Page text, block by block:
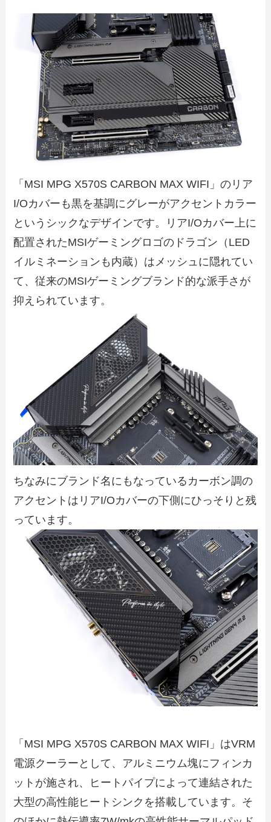
「MSI MPG X570S CARBON MAX WIFI」のリア
I/Oカバーも黒を基調にグレーがアクセントカラー
というシックなデザインです。リアI/Oカバー上に
配置されたMSIゲーミングロゴのドラゴン（LED
イルミネーションも内蔵）はメッシュに隠れてい
て、従来のMSIゲーミングブランド的な派手さが
抑えられています。
ちなみにブランド名にもなっているカーボン調の
アクセントはリアI/Oカバーの下側にひっそりと残
っています。
「MSI MPG X570S CARBON MAX WIFI」はVRM
電源クーラーとして、アルミニウム塊にフィンカ
ットが施され、ヒートパイプによって連結された
大型の高性能ヒートシンクを搭載しています。そ